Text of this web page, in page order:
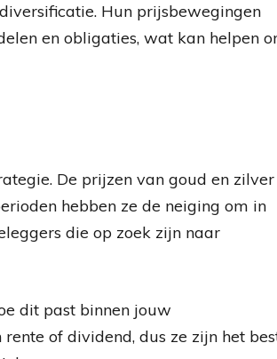
Hun prijsbewegingen
en obligaties, wat kan helpen
De prijzen van goud en zilver
hebben ze de neiging om in
die op zoek zijn naar
dit past binnen jouw
of dividend, dus ze zijn het